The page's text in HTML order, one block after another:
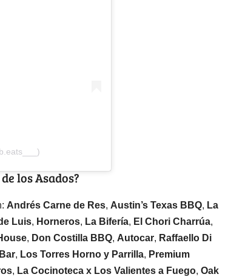
los Asados?
Andrés Carne de Res, Austin’s Texas BBQ, La
Luis, Horneros, La Bifería, El Chori Charrúa,
, Don Costilla BBQ, Autocar, Raffaello Di
, Los Torres Horno y Parrilla, Premium
, La Cocinoteca x Los Valientes a Fuego, Oak